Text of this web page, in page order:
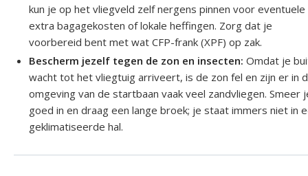
kun je op het vliegveld zelf nergens pinnen voor eventuele
extra bagagekosten of lokale heffingen. Zorg dat je
voorbereid bent met wat CFP-frank (XPF) op zak.
Bescherm jezelf tegen de zon en insecten: Omdat je
wacht tot het vliegtuig arriveert, is de zon fel en zijn er in
omgeving van de startbaan vaak veel zandvliegen. Smeer
goed in en draag een lange broek; je staat immers niet in
geklimatiseerde hal.